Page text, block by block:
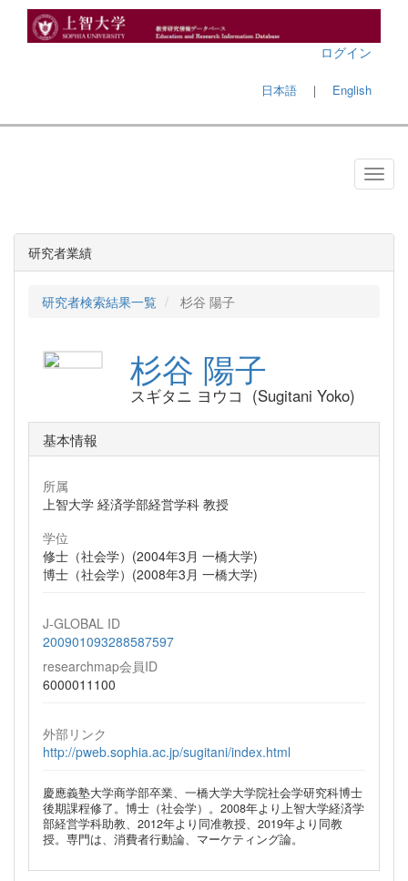
ログイン
日本語 ｜ English
研究者業績
研究者検索結果一覧 杉谷 陽子
杉谷 陽子
スギタニ ヨウコ (Sugitani Yoko)
基本情報
所属
上智大学 経済学部経営学科 教授
学位
修士（社会学）(2004年3月 一橋大学)
博士（社会学）(2008年3月 一橋大学)
J-GLOBAL ID
200901093288587597
researchmap会員ID
6000011100
外部リンク
http://pweb.sophia.ac.jp/sugitani/index.html
慶應義塾大学商学部卒業、一橋大学大学院社会学研究科博士
後期課程修了。博士（社会学）。2008年より上智大学経済学
部経営学科助教、2012年より同准教授、2019年より同教
授。専門は、消費者行動論、マーケティング論。